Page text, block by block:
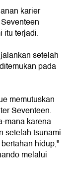
karier
itu terjadi.
setelah
pada
memutuskan
Seventeen.
mana karena
setelah tsunami
hidup,"
melalui